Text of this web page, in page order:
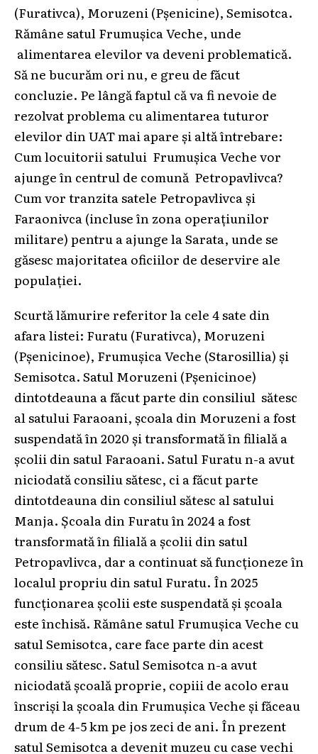
(Furativca), Moruzeni (Pșenicine), Semisotca.
Rămâne satul Frumușica Veche, unde
alimentarea elevilor va deveni problematică.
Să ne bucurăm ori nu, e greu de făcut
concluzie. Pe lângă faptul că va fi nevoie de
rezolvat problema cu alimentarea tuturor
elevilor din UAT mai apare și altă întrebare:
Cum locuitorii satului Frumușica Veche vor
ajunge în centrul de comună Petropavlivca?
Cum vor tranzita satele Petropavlivca și
Faraonivca (incluse în zona operațiunilor
militare) pentru a ajunge la Sarata, unde se
găsesc majoritatea oficiilor de deservire ale
populației.
Scurtă lămurire referitor la cele 4 sate din
afara listei: Furatu (Furativca), Moruzeni
(Pșenicinoe), Frumușica Veche (Starosillia) și
Semisotca. Satul Moruzeni (Pșenicinoe)
dintotdeauna a făcut parte din consiliul sătesc
al satului Faraoani, școala din Moruzeni a fost
suspendată în 2020 și transformată în filială a
școlii din satul Faraoani. Satul Furatu n-a avut
niciodată consiliu sătesc, ci a făcut parte
dintotdeauna din consiliul sătesc al satului
Manja. Școala din Furatu în 2024 a fost
transformată în filială a școlii din satul
Petropavlivca, dar a continuat să funcționeze în
localul propriu din satul Furatu. În 2025
funcționarea școlii este suspendată și școala
este închisă. Rămâne satul Frumușica Veche cu
satul Semisotca, care face parte din acest
consiliu sătesc. Satul Semisotca n-a avut
niciodată școală proprie, copiii de acolo erau
înscriși la școala din Frumușica Veche și făceau
drum de 4-5 km pe jos zeci de ani. În prezent
satul Semisotca a devenit muzeu cu case vechi